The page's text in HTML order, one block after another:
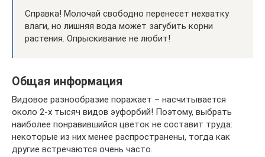
Справка! Молочай свободно перенесет нехватку
влаги, но лишняя вода может загубить корни
растения. Опрыскивание не любит!
Общая информация
Видовое разнообразие поражает – насчитывается
около 2-х тысяч видов эуфорбий! Поэтому, выбрать
наиболее понравившийся цветок не составит труда:
некоторые из них менее распространены, тогда как
другие встречаются очень часто.